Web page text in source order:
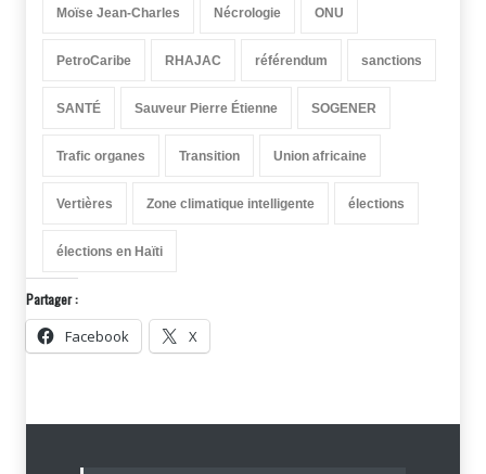
Moïse Jean-Charles Nécrologie ONU
PetroCaribe RHAJAC référendum sanctions
SANTÉ Sauveur Pierre Étienne SOGENER
Trafic organes Transition Union africaine
Vertières Zone climatique intelligente élections
élections en Haïti
Partager :
Facebook X